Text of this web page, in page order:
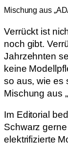
Mischung aus
Verrückt ist
noch gibt.
Jahrzehnten
keine
so aus, wie es
Mischung aus
Im Editorial
Schwarz
elektrifizierte